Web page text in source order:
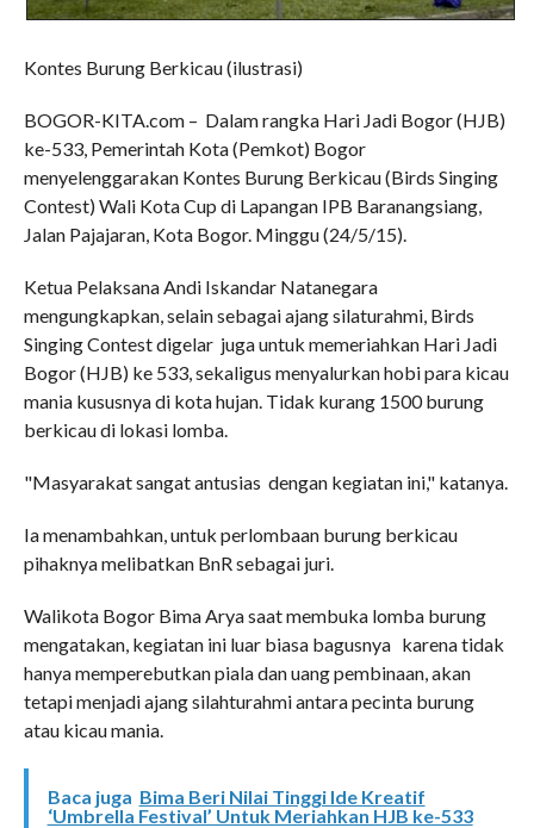
Kontes Burung Berkicau (ilustrasi)
BOGOR-KITA.com – Dalam rangka Hari Jadi Bogor (HJB)
ke-533, Pemerintah Kota (Pemkot) Bogor
menyelenggarakan Kontes Burung Berkicau (Birds Singing
Contest) Wali Kota Cup di Lapangan IPB Baranangsiang,
Jalan Pajajaran, Kota Bogor. Minggu (24/5/15).
Ketua Pelaksana Andi Iskandar Natanegara
mengungkapkan, selain sebagai ajang silaturahmi, Birds
Singing Contest digelar juga untuk memeriahkan Hari Jadi
Bogor (HJB) ke 533, sekaligus menyalurkan hobi para kicau
mania kususnya di kota hujan. Tidak kurang 1500 burung
berkicau di lokasi lomba.
"Masyarakat sangat antusias dengan kegiatan ini," katanya.
Ia menambahkan, untuk perlombaan burung berkicau
pihaknya melibatkan BnR sebagai juri.
Walikota Bogor Bima Arya saat membuka lomba burung
mengatakan, kegiatan ini luar biasa bagusnya karena tidak
hanya memperebutkan piala dan uang pembinaan, akan
tetapi menjadi ajang silahturahmi antara pecinta burung
atau kicau mania.
Baca juga Bima Beri Nilai Tinggi Ide Kreatif
‘Umbrella Festival’ Untuk Meriahkan HJB ke-533